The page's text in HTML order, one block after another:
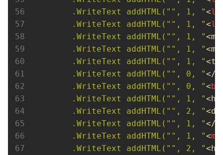
        .WriteText addHTML("", 1, "
<
        .WriteText addHTML("", 1, "
<
        .WriteText addHTML("", 1, "
        .WriteText addHTML("", 1, "
        .WriteText addHTML("", 1, "
        .WriteText addHTML("", 0, "
</
        .WriteText addHTML("", 0, "
<
        .WriteText addHTML("", 1, "
        .WriteText addHTML("", 2, "
        .WriteText addHTML("", 1, "
</
        .WriteText addHTML("", 1, "
<
        .WriteText addHTML("", 2, "